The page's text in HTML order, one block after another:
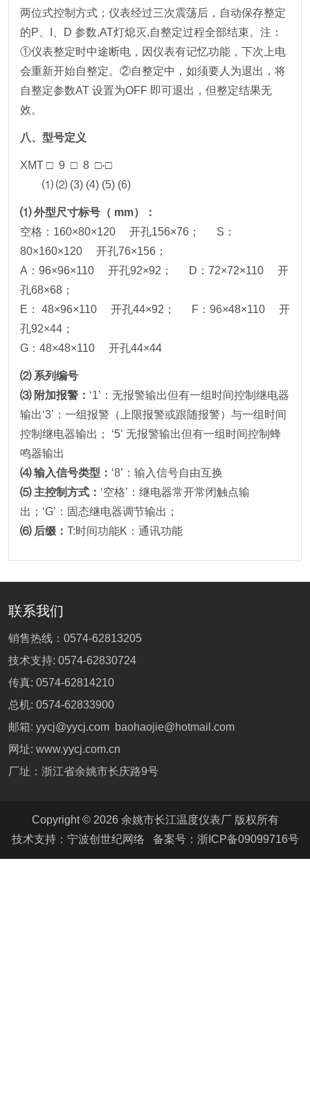
两位式控制方式；仪表经过三次震荡后，自动保存整定
的P、I、D 参数,AT灯熄灭,自整定过程全部结束。注：
①仪表整定时中途断电，因仪表有记忆功能，下次上电
会重新开始自整定。②自整定中，如须要人为退出，将
自整定参数AT 设置为OFF 即可退出，但整定结果无
效。
八、型号定义
XMT □ 9 □ 8 □-□
⑴ ⑵ (3) (4) (5) (6)
⑴ 外型尺寸标号（ mm）：
空格：160×80×120 开孔156×76； S：
80×160×120 开孔76×156；
A：96×96×110 开孔92×92； D：72×72×110 开
孔68×68；
E： 48×96×110 开孔44×92； F：96×48×110 开
孔92×44；
G：48×48×110 开孔44×44
⑵ 系列编号
⑶ 附加报警： ‘1’：无报警输出但有一组时间控制继电器
输出‘3’：一组报警（上限报警或跟随报警）与一组时间
控制继电器输出； ‘5’ 无报警输出但有一组时间控制蜂
鸣器输出
⑷ 输入信号类型： ‘8’：输入信号自由互换
⑸ 主控制方式： ‘空格’：继电器常开常闭触点输
出；‘G’：固态继电器调节输出；
⑹ 后缀： T:时间功能K：通讯功能
联系我们
销售热线： 0574-62813205
技术支持: 0574-62830724
传真: 0574-62814210
总机: 0574-62833900
邮箱: yycj@yycj.com baohaojie@hotmail.com
网址: www.yycj.com.cn
厂址：浙江省余姚市长庆路9号
Copyright © 2026 余姚市长江温度仪表厂版权所有
技术支持： 宁波创世纪网络 备案号： 浙ICP备09099716号